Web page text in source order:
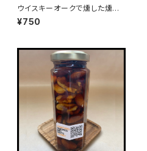
ウイスキーオークで燻した燻製
ビックカシューナッツ50g入り
¥750